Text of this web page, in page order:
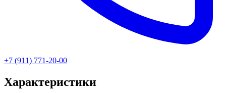
+7 (911) 771-20-00
Характеристики